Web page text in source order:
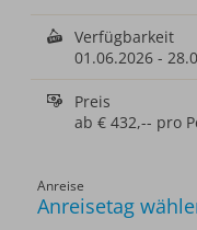
Verfügbarkeit
01.06.2026 -
Preis
ab€ 432,-- pro